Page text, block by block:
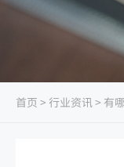
首页 > 行业资讯> 有